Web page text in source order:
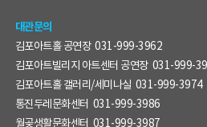
대관문의
김포아트홀 공연장 031-999-3962
김포아트빌리지 아트센터 공연장 031-999-
김포아트홀 갤러리/세미나실 031-999-3974
통진두레문화센터 031-999-3986
월곶생활문화센터 031-999-3987